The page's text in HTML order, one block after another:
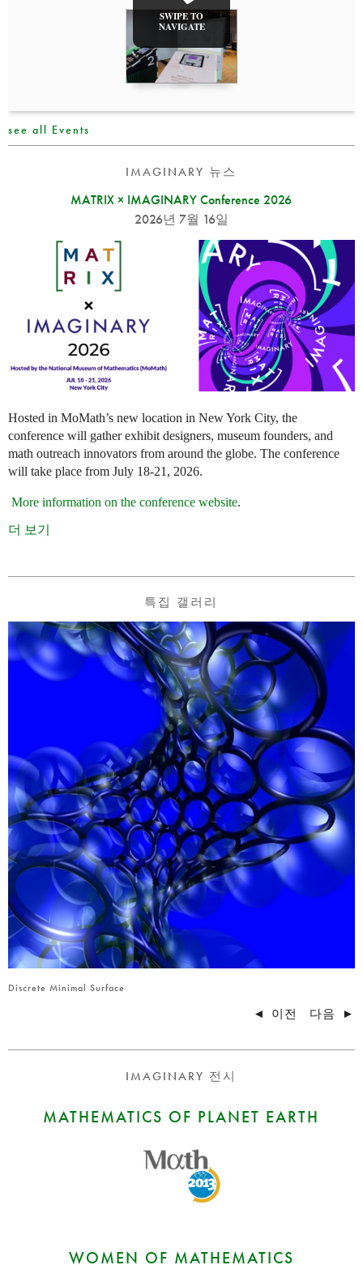
see all Events
SWIPE TO
NAVIGATE
IMAGINARY 뉴스
MATRIX × IMAGINARY Conference 2026
2026년 7월 16일
Hosted in MoMath’s new location in New York City, the
conference will gather exhibit designers, museum founders, and
math outreach innovators from around the globe. The conference
will take place from July 18-21, 2026.
More information on the conference website.
더 보기
특집 갤러리
Discrete Minimal Surface
◄ 이전 다음 ►
IMAGINARY 전시
MATHEMATICS OF PLANET EARTH
WOMEN OF MATHEMATICS